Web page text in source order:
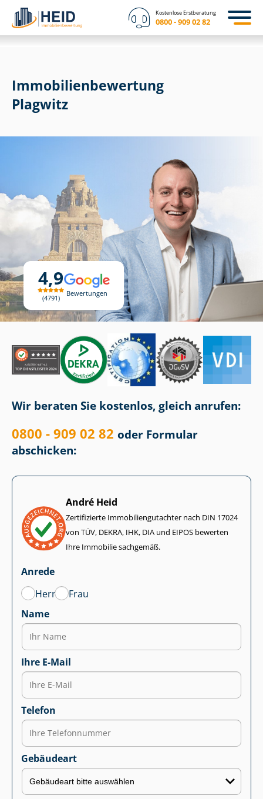
Kostenlose Erstberatung
0800 - 909 02 82
4,9
4791
Bewertungen
Immobilien­bewertung
Plagwitz
Wir beraten Sie kostenlos, gleich anrufen:
0800 - 909 02 82 oder Formular
abschicken:
André Heid
Zertifizierte Im­mo­bi­li­en­gut­ach­ter nach DIN 17024
von TÜV, DEKRA, IHK, DIA und EIPOS bewerten
Ihre Immobilie sachgemäß.
Anrede
Herr
Frau
Name
Ihre E-Mail
Telefon
Gebäudeart